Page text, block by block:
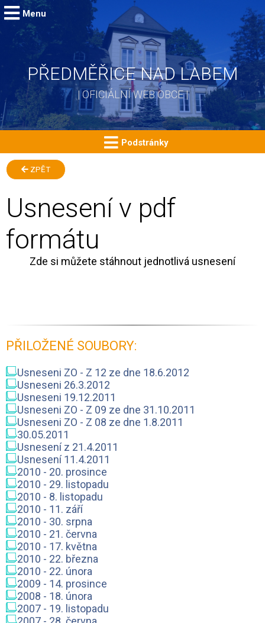
Menu
PŘEDMĚŘICE NAD LABEM
| OFICIÁLNÍ WEB OBCE |
Podstránky
ZPĚT
Usnesení v pdf
formátu
Zde si můžete stáhnout jednotlivá usnesení
PŘILOŽENÉ SOUBORY:
Usneseni ZO - Z 12 ze dne 18.6.2012
Usneseni 26.3.2012
Usneseni 19.12.2011
Usneseni ZO - Z 09 ze dne 31.10.2011
Usneseni ZO - Z 08 ze dne 1.8.2011
30.05.2011
Usnesení z 21.4.2011
Usnesení 11.4.2011
2010 - 20. prosince
2010 - 29. listopadu
2010 - 8. listopadu
2010 - 11. září
2010 - 30. srpna
2010 - 21. června
2010 - 17. května
2010 - 22. března
2010 - 22. února
2009 - 14. prosince
2008 - 18. února
2007 - 19. listopadu